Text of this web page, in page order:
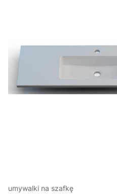
umywalki na szafkę